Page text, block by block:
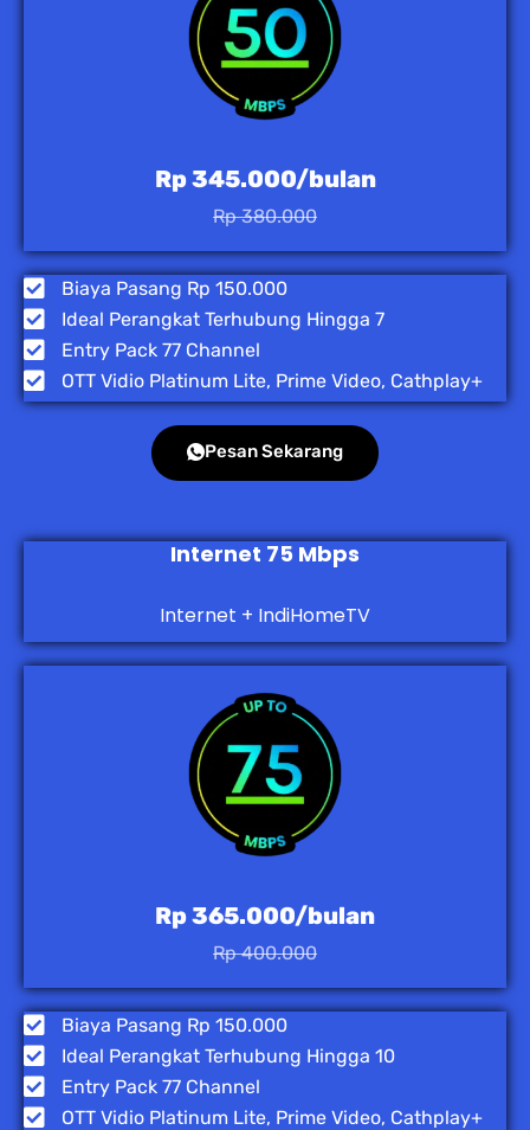
Rp 345.000/bulan
Rp 380.000
Biaya Pasang Rp 150.000
Ideal Perangkat Terhubung Hingga 7
Entry Pack 77 Channel
OTT Vidio Platinum Lite, Prime Video, Cathplay+
Pesan Sekarang
Internet 75 Mbps
Internet + IndiHomeTV
Rp 365.000/bulan
Rp 400.000
Biaya Pasang Rp 150.000
Ideal Perangkat Terhubung Hingga 10
Entry Pack 77 Channel
OTT Vidio Platinum Lite, Prime Video, Cathplay+